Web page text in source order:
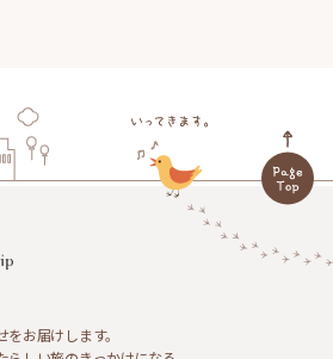
お届けします。